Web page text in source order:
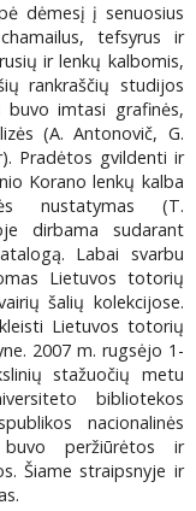
dėmesį į senuosius
tefsyrus ir
ir lenkų kalbomis,
rankraščių studijos
imtasi grafinės,
(A. Antonovič, G.
Pradėtos gvildenti ir
Korano lenkų kalba
nustatymas (T.
dirbama sudarant
Labai svarbu
Lietuvos totorių
šalių kolekcijose.
Lietuvos totorių
2007 m. rugsėjo 1-
stažuočių metu
bibliotekos
nacionalinės
peržiūrėtos ir
Šiame straipsnyje ir